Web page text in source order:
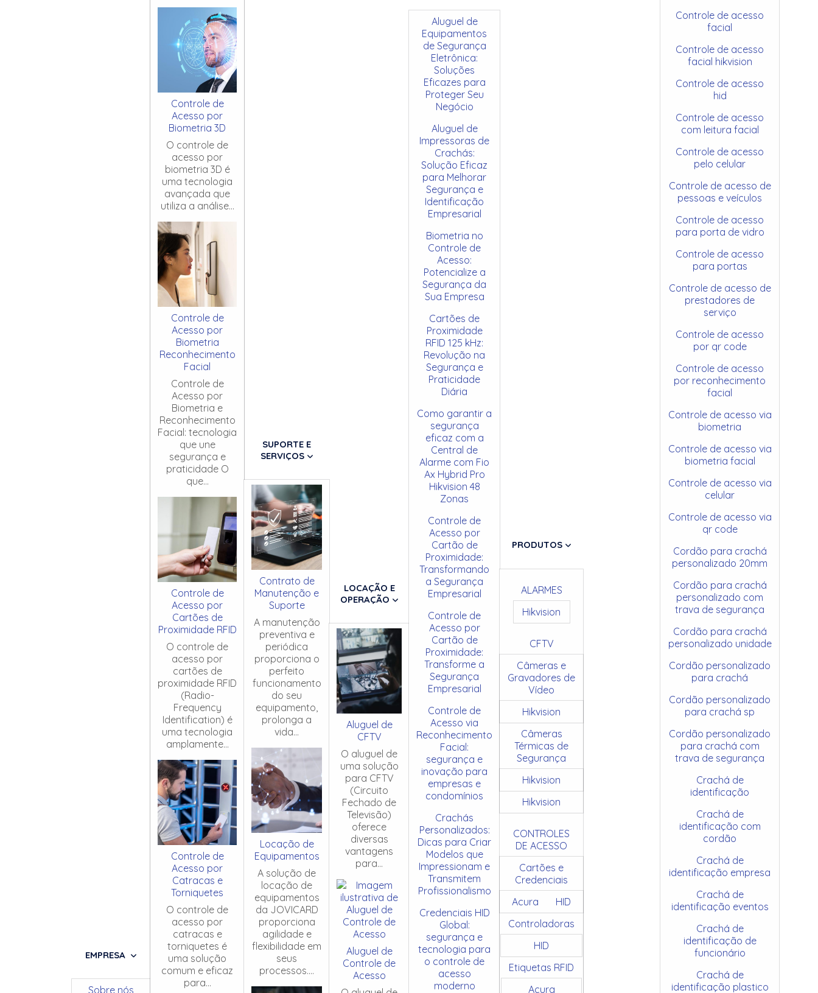
EMPRESA
Sobre nós
Controle de
Acesso por
Biometria 3D
O controle de
acesso por
biometria 3D é
uma tecnologia
avançada que
utiliza a análise...
Controle de
Acesso por
Biometria
Reconhecimento
Facial
Controle de
Acesso por
Biometria e
Reconhecimento
Facial: tecnologia
que une
segurança e
praticidade O
que...
Controle de
Acesso por
Cartões de
Proximidade RFID
O controle de
acesso por
cartões de
proximidade RFID
(Radio-
Frequency
Identification) é
uma tecnologia
amplamente...
Controle de
Acesso por
Catracas e
Torniquetes
O controle de
acesso por
catracas e
torniquetes é
uma solução
comum e eficaz
para...
SUPORTE E
SERVIÇOS
Contrato de
Manutenção e
Suporte
A manutenção
preventiva e
periódica
proporciona o
perfeito
funcionamento
do seu
equipamento,
prolonga a
vida...
Locação de
Equipamentos
A solução de
locação de
equipamentos
da JOVICARD
proporciona
agilidade e
flexibilidade em
seus
processos....
LOCAÇÃO E
OPERAÇÃO
Aluguel de
CFTV
O aluguel de
uma solução
para CFTV
(Circuito
Fechado de
Televisão)
oferece
diversas
vantagens
para...
Aluguel de
Controle de
Acesso
Aluguel de
Equipamentos
de Segurança
Eletrônica:
Soluções
Eficazes para
Proteger Seu
Negócio
Aluguel de
Impressoras de
Crachás:
Solução Eficaz
para Melhorar
Segurança e
Identificação
Empresarial
Biometria no
Controle de
Acesso:
Potencialize a
Segurança da
Sua Empresa
Cartões de
Proximidade
RFID 125 kHz:
Revolução na
Segurança e
Praticidade
Diária
Como garantir a
segurança
eficaz com a
Central de
Alarme com Fio
Ax Hybrid Pro
Hikvision 48
Zonas
Controle de
Acesso por
Cartão de
Proximidade:
Transformando
a Segurança
Empresarial
Controle de
Acesso por
Cartão de
Proximidade:
Transforme a
Segurança
Empresarial
Controle de
Acesso via
Reconhecimento
Facial:
segurança e
inovação para
empresas e
condomínios
Crachás
Personalizados:
Dicas para Criar
Modelos que
Impressionam e
Transmitem
Profissionalismo
Credenciais HID
Global:
segurança e
tecnologia para
o controle de
acesso
moderno
PRODUTOS
ALARMES
Hikvision
CFTV
Câmeras e
Gravadores de
Vídeo
Hikvision
Câmeras
Térmicas de
Segurança
Hikvision
Hikvision
CONTROLES
DE ACESSO
Cartões e
Credenciais
Acura
HID
Controladoras
HID
Etiquetas RFID
Acura
Controle de acesso
facial
Controle de acesso
facial hikvision
Controle de acesso
hid
Controle de acesso
com leitura facial
Controle de acesso
pelo celular
Controle de acesso de
pessoas e veículos
Controle de acesso
para porta de vidro
Controle de acesso
para portas
Controle de acesso de
prestadores de
serviço
Controle de acesso
por qr code
Controle de acesso
por reconhecimento
facial
Controle de acesso via
biometria
Controle de acesso via
biometria facial
Controle de acesso via
celular
Controle de acesso via
qr code
Cordão para crachá
personalizado 20mm
Cordão para crachá
personalizado com
trava de segurança
Cordão para crachá
personalizado unidade
Cordão personalizado
para crachá
Cordão personalizado
para crachá sp
Cordão personalizado
para crachá com
trava de segurança
Crachá de
identificação
Crachá de
identificação com
cordão
Crachá de
identificação empresa
Crachá de
identificação eventos
Crachá de
identificação de
funcionário
Crachá de
identificação plastico